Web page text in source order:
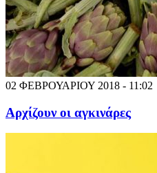
02 ΦΕΒΡΟΥΑΡΙΟΥ 2018 - 11:02
Αρχίζουν οι αγκινάρες